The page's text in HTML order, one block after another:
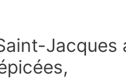
Jacques